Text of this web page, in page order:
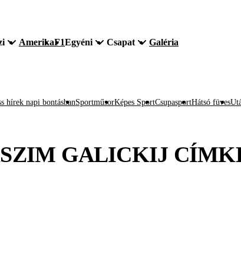
AmerikaF1Egyéni Csapat Galéria
hírek napi bontásbanSportműsorKépes SportCsupasportHátsó füves
GALICKIJ